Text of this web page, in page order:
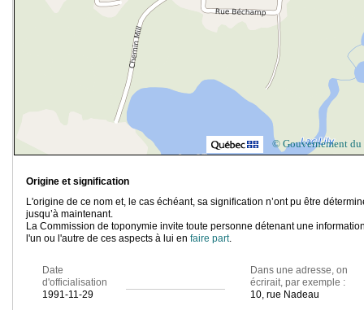
© Gouvernement du
Origine et signification
L'origine de ce nom et, le cas échéant, sa signification n’ont pu être
jusqu’à maintenant.
La Commission de toponymie invite toute personne détenant une
l'un ou l'autre de ces aspects à lui en faire part.
Date
d'officialisation
1991-11-29
Dans une adresse, on
écrirait, par exemple :
10, rue Nadeau